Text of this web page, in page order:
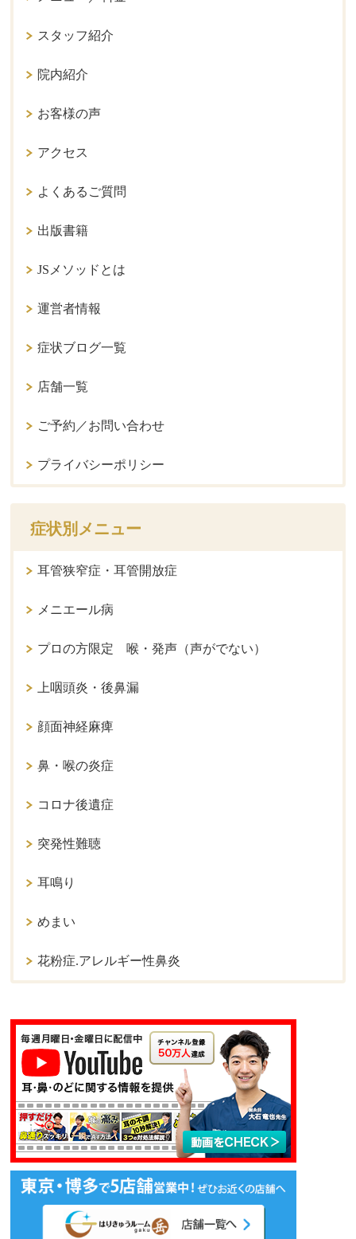
スタッフ紹介
院内紹介
お客様の声
アクセス
よくあるご質問
出版書籍
JSメソッドとは
運営者情報
症状ブログ一覧
店舗一覧
ご予約／お問い合わせ
プライバシーポリシー
症状別メニュー
耳管狭窄症・耳管開放症
メニエール病
プロの方限定 喉・発声（声がでない）
上咽頭炎・後鼻漏
顔面神経麻痺
鼻・喉の炎症
コロナ後遺症
突発性難聴
耳鳴り
めまい
花粉症.アレルギー性鼻炎